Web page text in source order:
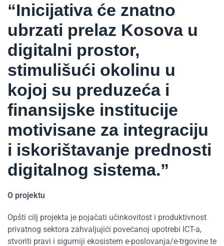
“Inicijativa će znatno
ubrzati prelaz Kosova u
digitalni prostor,
stimulišući okolinu u
kojoj su preduzeća i
finansijske institucije
motivisane za integraciju
i iskorištavanje prednosti
digitalnog sistema.”
O projektu
Opšti cilj projekta je pojačati učinkovitost i produktivnost
privatnog sektora zahvaljujići povećanoj upotrebi ICT-a,
stvoriti pravi i sigurniji ekosistem e-poslovanja/e-trgovine te